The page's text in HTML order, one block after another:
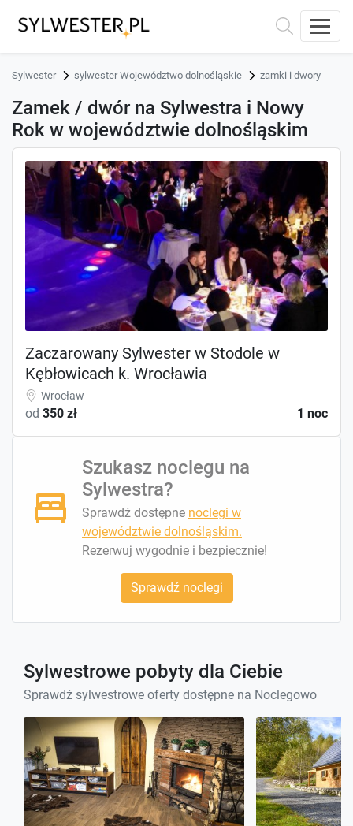
Sylwester sylwester Województwo dolnośląskie zamki i dwory
Zamek / dwór na Sylwestra i Nowy
Rok w województwie dolnośląskim
Zaczarowany Sylwester w Stodole w
Kębłowicach k. Wrocławia
Wrocław
od 350 zł 1 noc
Szukasz noclegu na
Sylwestra?
Sprawdź dostępne noclegi w
województwie dolnośląskim.
Rezerwuj wygodnie i bezpiecznie!
Sprawdź noclegi
Sylwestrowe pobyty dla Ciebie
Sprawdź sylwestrowe oferty dostępne na Noclegowo